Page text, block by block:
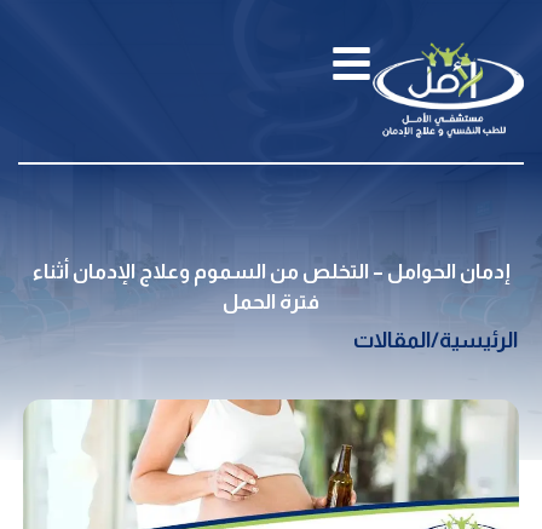
إدمان الحوامل – التخلص من السموم وعلاج الإدمان أثناء
فترة الحمل
الرئيسية/المقالات